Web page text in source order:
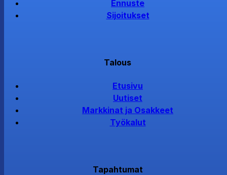
Ennuste
Sijoitukset
Talous
Etusivu
Uutiset
Markkinat ja Osakkeet
Työkalut
Tapahtumat